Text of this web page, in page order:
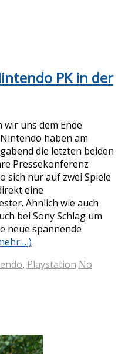
PK in der
uns dem Ende
haben am
die letzten beiden
Pressekonferenz
sich nur auf zwei Spiele
eine
Ähnlich wie auch
bei Sony Schlag um
neue spannende
…)
, Playstation No